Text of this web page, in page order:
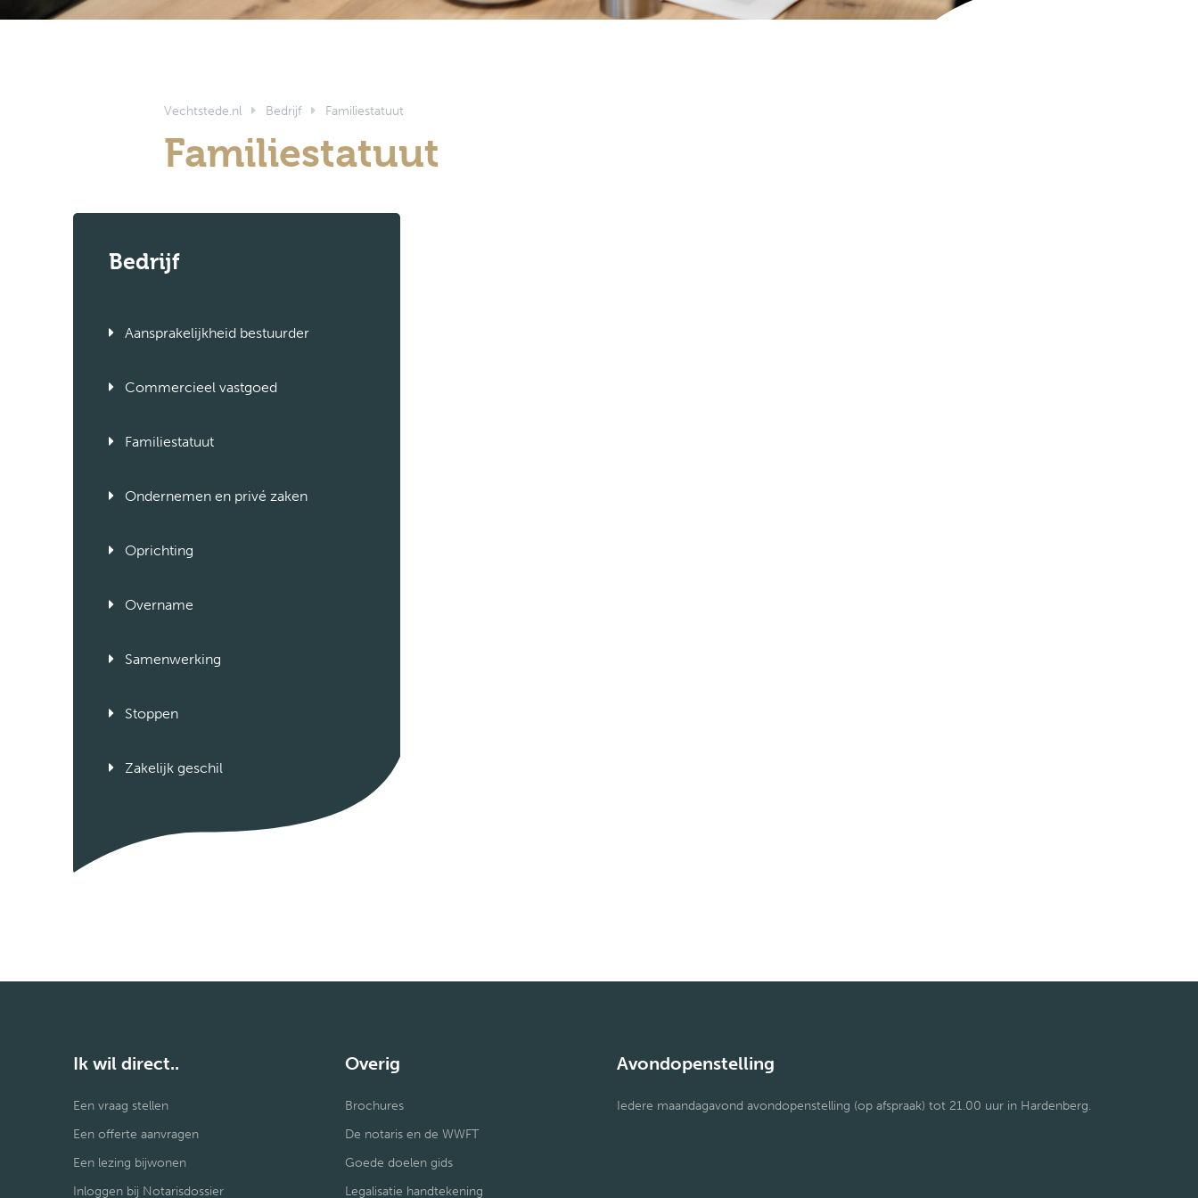
Vechtstede.nl Bedrijf Familiestatuut
Familiestatuut
Bedrijf
Aansprakelijkheid bestuurder
Commercieel vastgoed
Familiestatuut
Ondernemen en privé zaken
Oprichting
Overname
Samenwerking
Stoppen
Zakelijk geschil
Ik wil direct..
Een vraag stellen
Een offerte aanvragen
Een lezing bijwonen
Inloggen bij Notarisdossier
Overig
Brochures
De notaris en de WWFT
Goede doelen gids
Legalisatie handtekening
Avondopenstelling
Iedere maandagavond avondopenstelling (op afspraak) tot 21.00 uur in Hardenberg.